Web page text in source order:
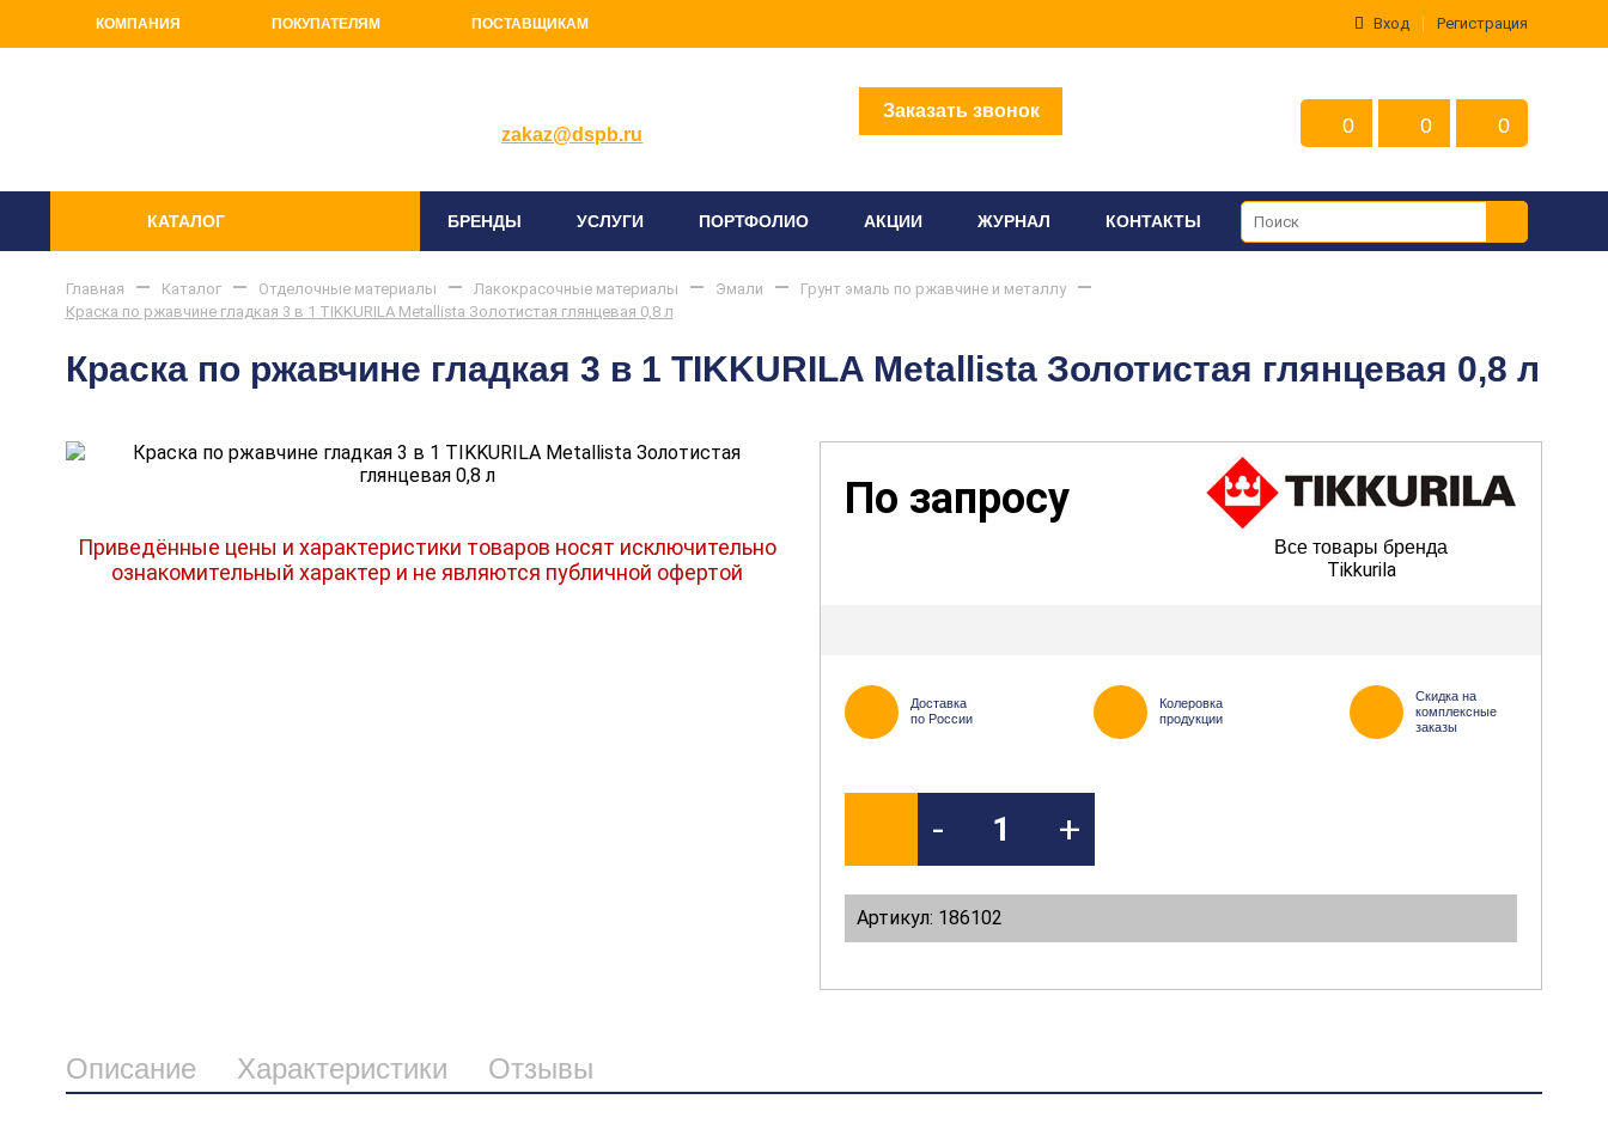
КОМПАНИЯ ПОКУПАТЕЛЯМ ПОСТАВЩИКАМ Вход Регистрация
zakaz@dspb.ru
Заказать звонок
0 0 0
КАТАЛОГ БРЕНДЫ УСЛУГИ ПОРТФОЛИО АКЦИИ ЖУРНАЛ КОНТАКТЫ
Главная Каталог Отделочные материалы Лакокрасочные материалы Эмали
Грунт эмаль по ржавчине и металлу
Краска по ржавчине гладкая 3 в 1 TIKKURILA Metallista Золотистая глянцевая 0,8 л
Краска по ржавчине гладкая 3 в 1 TIKKURILA Metallista Золотистая глянцевая 0,8 л
Приведённые цены и характеристики товаров носят исключительно
ознакомительный характер и не являются публичной офертой
По запросу
Все товары бренда
Tikkurila
Доставка
по России
Колеровка
продукции
Скидка на
комплексные
заказы
- +
Артикул: 186102
Описание Характеристики Отзывы